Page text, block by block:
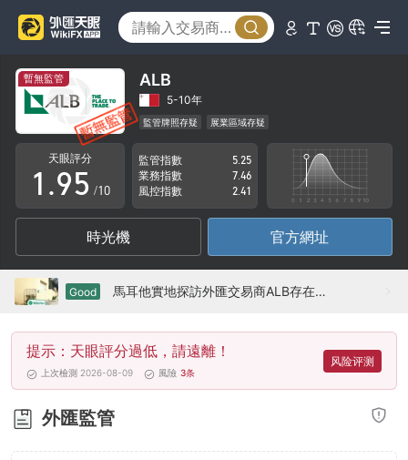
暫無監管 ALB
5-10年
監管牌照存疑
展業區域存疑
馬耳他全牌照 (MM)已撤銷
高級風險隱患
天眼評分
0
1
2
3
4
5
6
7
8
.
5
6
7
8
9
1
2
3
4
5
6
7
8
9
/10
監管指數
5.25
業務指數
7.46
風控指數
2.41
時光機 官方網址
Good 馬耳他實地探訪外匯交易商ALB存在展業場所
提示：天眼評分過低，請遠離！
上次檢測 2026-08-09 風險 3条
风险评测
外匯監管